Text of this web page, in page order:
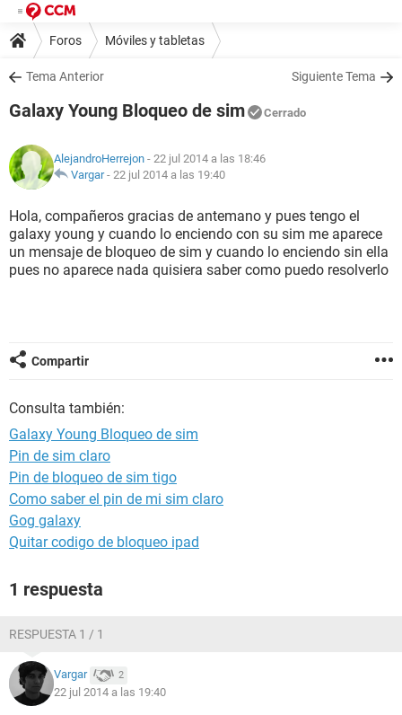
Foros Móviles y tabletas
Tema Anterior Siguiente Tema
Galaxy Young Bloqueo de sim Cerrado
AlejandroHerrejon - 22 jul 2014 a las 18:46
Vargar- 22 jul 2014 a las 19:40
Hola, compañeros gracias de antemano y pues tengo el
galaxy young y cuando lo enciendo con su sim me aparece
un mensaje de bloqueo de sim y cuando lo enciendo sin ella
pues no aparece nada quisiera saber como puedo resolverlo
Compartir
Consulta también:
Galaxy Young Bloqueo de sim
Pin de sim claro
Pin de bloqueo de sim tigo
Como saber el pin de mi sim claro
Gog galaxy
Quitar codigo de bloqueo ipad
1 respuesta
RESPUESTA 1 / 1
Vargar 2
22 jul 2014 a las 19:40